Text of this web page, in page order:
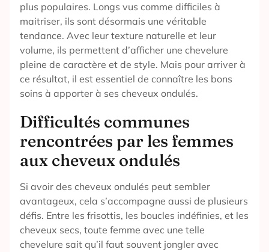
plus populaires. Longs vus comme difficiles à
maitriser, ils sont désormais une véritable
tendance. Avec leur texture naturelle et leur
volume, ils permettent d’afficher une chevelure
pleine de caractère et de style. Mais pour arriver à
ce résultat, il est essentiel de connaître les bons
soins à apporter à ses cheveux ondulés.
Difficultés communes
rencontrées par les femmes
aux cheveux ondulés
Si avoir des cheveux ondulés peut sembler
avantageux, cela s’accompagne aussi de plusieurs
défis. Entre les frisottis, les boucles indéfinies, et les
cheveux secs, toute femme avec une telle
chevelure sait qu’il faut souvent jongler avec